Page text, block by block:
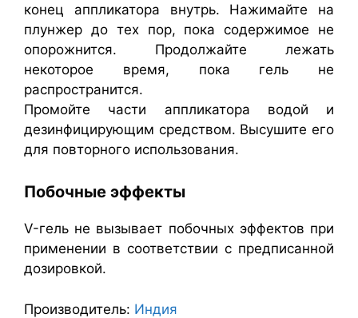
конец аппликатора внутрь. Нажимайте на
плунжер до тех пор, пока содержимое не
опорожнится. Продолжайте лежать
некоторое время, пока гель не
распространится.
Промойте части аппликатора водой и
дезинфицирующим средством. Высушите его
для повторного использования.
Побочные эффекты
V-гель не вызывает побочных эффектов при
применении в соответствии с предписанной
дозировкой.
Производитель: Индия